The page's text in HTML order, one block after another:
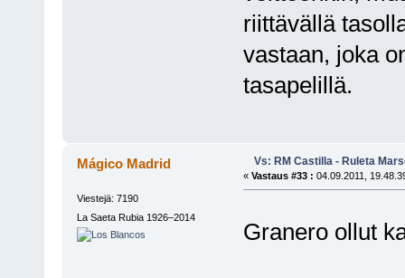
riittävällä
vastaan, joka
tasapelillä.
Mágico Madrid
Viestejä: 7190
La Saeta Rubia 1926–2014
Vs: RM Castilla - Ruleta
« Vastaus #33 : 04.09.2011,
Granero ollut